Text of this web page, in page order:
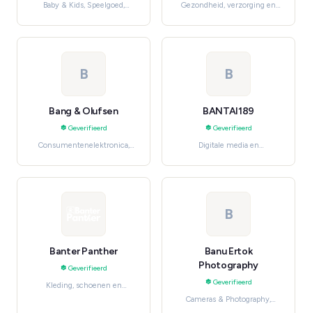
Baby & Kids, Speelgoed,
Gezondheid, verzorging en
B
Bang & Olufsen
Geverifieerd
Consumentenelektronica,
B
BANTAI189
Geverifieerd
Digitale media en
Banter Panther
Geverifieerd
Kleding, schoenen en
B
Banu Ertok
Photography
Geverifieerd
Cameras & Photography,